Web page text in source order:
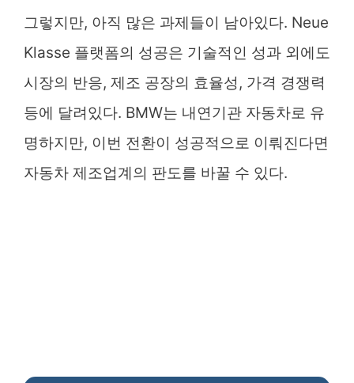
그렇지만, 아직 많은 과제들이 남아있다. Neue
Klasse 플랫폼의 성공은 기술적인 성과 외에도
시장의 반응, 제조 공장의 효율성, 가격 경쟁력
등에 달려있다. BMW는 내연기관 자동차로 유
명하지만, 이번 전환이 성공적으로 이뤄진다면
자동차 제조업계의 판도를 바꿀 수 있다.